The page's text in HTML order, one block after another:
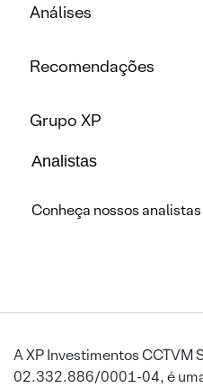
Análises
Recomendações
Grupo XP
Analistas
Conheça nossos analistas
A XP Investimentos CCTVM
02.332.886/0001-04, é